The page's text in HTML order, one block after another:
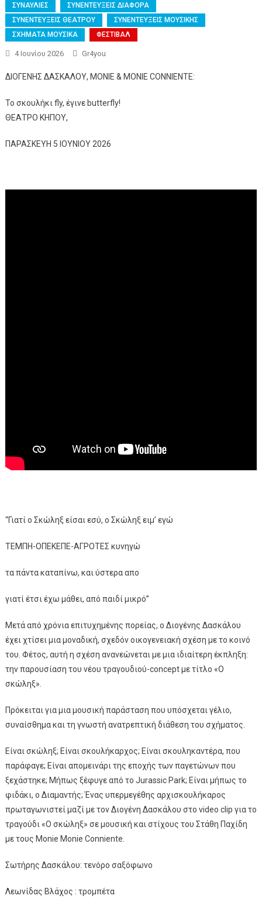
ΣΥΝΑΥΛΙΕΣ
ΣΥΝΕΝΤΕΥΞΕΙΣ ΔΙΑΦΟΡΑ
ΣΥΝΕΝΤΕΥΞΕΙΣ ΘΕΑΤΡΟΥ
ΣΥΝΕΝΤΕΥΞΕΙΣ ΜΟΥΣΙΚΗΣ
ΣΧΗΜΑΤΑ ΜΟΥΣΙΚΑ
ΦΕΣΤΙΒΑΛ
4 Ιουνίου 2026 Gr4you
ΔΙΟΓΕΝΗΣ ΔΑΣΚΑΛΟΥ, MONIE & MONIE CONNIENTE:
Το σκουλήκι fly, έγινε butterfly!
ΘΕΑΤΡΟ ΚΗΠΟΥ,
ΠΑΡΑΣΚΕΥΗ 5 ΙΟΥΝΙΟΥ 2026
“Γιατί ο Σκώληξ είσαι εσύ, ο Σκώληξ ειμ’ εγώ
ΤΕΜΠΗ-ΟΠΕΚΕΠΕ-ΑΓΡΟΤΕΣ κυνηγώ
τα πάντα καταπίνω, και ύστερα απο
γιατί έτσι έχω μάθει, από παιδί μικρό”
Μετά από χρόνια επιτυχημένης πορείας, ο Διογένης Δασκάλου
έχει χτίσει μια μοναδική, σχεδόν οικογενειακή σχέση με το κοινό
του. Φέτος, αυτή η σχέση ανανεώνεται με μια ιδιαίτερη έκπληξη:
την παρουσίαση του νέου τραγουδιού-concept με τίτλο «Ο
σκώληξ».
Πρόκειται για μια μουσική παράσταση που υπόσχεται γέλιο,
συναίσθημα και τη γνωστή ανατρεπτική διάθεση του σχήματος.
Είναι σκώληξ; Είναι σκουλήκαρχος; Είναι σκουληκαντέρα, που
παράφαγε; Είναι απομεινάρι της εποχής των παγετώνων που
ξεχάστηκε; Μήπως ξέφυγε από το Jurassic Park; Είναι μήπως το
φιδάκι, ο Διαμαντής; Ένας υπερμεγέθης αρχισκουλήκαρος
πρωταγωνιστεί μαζί με τον Διογένη Δασκάλου στο video clip για το
τραγούδι «Ο σκώληξ» σε μουσική και στίχους του Στάθη Παχίδη
με τους Monie Monie Conniente.
Σωτήρης Δασκάλου: τενόρο σαξόφωνο
Λεωνίδας Βλάχος : τρομπέτα